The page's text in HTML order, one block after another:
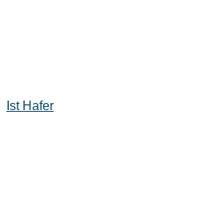
Ist Hafer